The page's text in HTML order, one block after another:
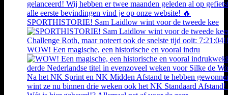
SPORTHISTORIE! Sam Laidlow wint voor de tweede kee
WOW! Een magische, een historische en vooral indru